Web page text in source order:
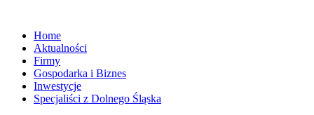
Home
Aktualności
Firmy
Gospodarka i Biznes
Inwestycje
Specjaliści z Dolnego Śląska